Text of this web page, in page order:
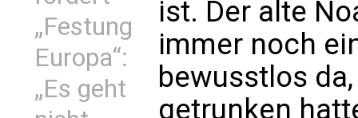
„Festung
Europa“:
„Es geht
ist. Der alte
immer noch
bewusstlos
getrunken